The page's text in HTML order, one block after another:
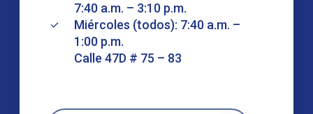
7:40 a.m. – 3:10 p.m.
Miércoles (todos): 7:40 a.m. –
1:00 p.m.
Calle 47D # 75 – 83